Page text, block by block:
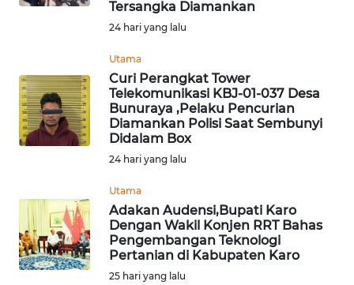
Tersangka Diamankan
24 hari yang lalu
Utama
Curi Perangkat Tower
Telekomunikasi KBJ-01-037 Desa
Bunuraya ,Pelaku Pencurian
Diamankan Polisi Saat Sembunyi
Didalam Box
24 hari yang lalu
Utama
Adakan Audensi,Bupati Karo
Dengan Wakil Konjen RRT Bahas
Pengembangan Teknologi
Pertanian di Kabupaten Karo
25 hari yang lalu
SURABAYA
WN
BINTAN
WN
LIKUPANG